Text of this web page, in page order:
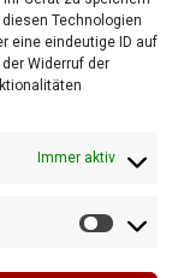
Technologien
eine eindeutige ID auf
Widerruf der
Immer aktiv